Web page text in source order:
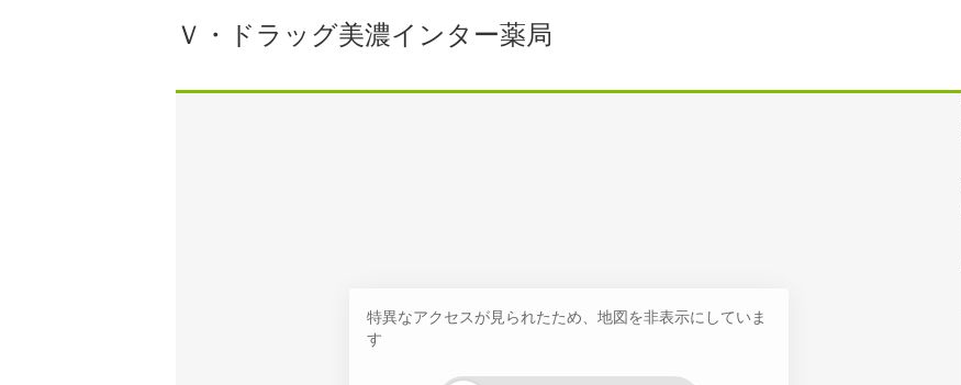
Ｖ・ドラッグ美濃インター薬局
特異なアクセスが見られたため、地図を非表示にしていま
す